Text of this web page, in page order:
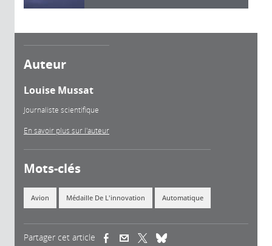
Auteur
Louise Mussat
Journaliste scientifique
En savoir plus sur l'auteur
Mots-clés
Avion Médaille De L'innovation Automatique
Partager cet article (link is external)(link is external)